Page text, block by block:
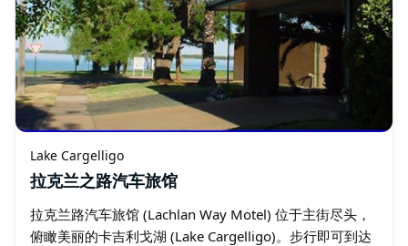
Lake Cargelligo
拉克兰之路汽车旅馆
拉克兰路汽车旅馆 (Lachlan Way Motel) 位于主街尽头，
俯瞰美丽的卡吉利戈湖 (Lake Cargelligo)。步行即可到达